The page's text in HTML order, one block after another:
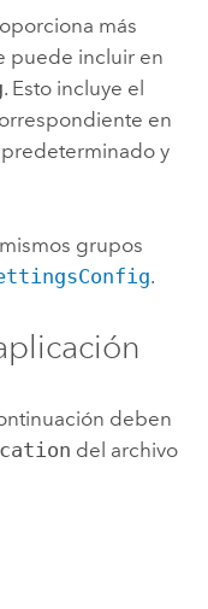
más
puede incluir en
. Esto incluye el
en
predeterminado y
grupos
.
deben
del archivo